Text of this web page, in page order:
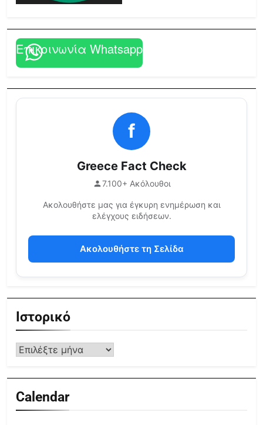
Επικοινωνία Whatsapp
f
Greece Fact Check
7.100+ Ακόλουθοι
Ακολουθήστε μας για έγκυρη ενημέρωση και
ελέγχους ειδήσεων.
Ακολουθήστε τη Σελίδα
Ιστορικό
Calendar